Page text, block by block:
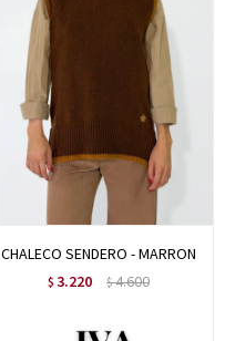
CHALECO SENDERO - MARRON
$ 3.220 $4.600